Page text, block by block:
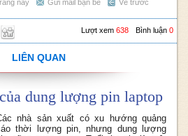
Về trước
Gửi mail bạn bè
này
Bình luận 0
Lượt xem 638
LIÊN QUAN
dung lượng pin laptop
nhà sản xuất có xu hướng quảng
thời lượng pin, nhưng dung lượng